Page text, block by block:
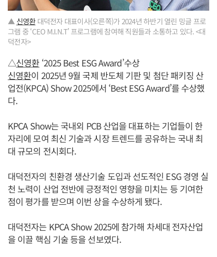
▲ 신영환대덕전자 대표이사(오른쪽)가 2024년 하반기 열린 밍글 프로
그램 중 ‘CEO M.I.N.T’ 프로그램에 참여해 직원들과 소통하고 있다. <대
덕전자>
△신영환 ‘2025 Best ESG Award’수상
신영환이 2025년 9월 국제 반도체 기판 및 첨단 패키징 산
업전(KPCA) Show 2025에서 ‘Best ESG Award’를 수상했
다.
KPCA Show는 국내외 PCB 산업을 대표하는 기업들이 한
자리에 모여 최신 기술과 시장 트렌드를 공유하는 국내 최
대 규모의 전시회다.
대덕전자의 친환경 생산기술 도입과 선도적인 ESG 경영 실
천 노력이 산업 전반에 긍정적인 영향을 미치는 등 기여한
점이 평가를 받으며 이번 상을 수상하게 됐다.
대덕전자는 KPCA Show 2025에 참가해 차세대 전자산업
을 이끌 핵심 기술 등을 선보였다.